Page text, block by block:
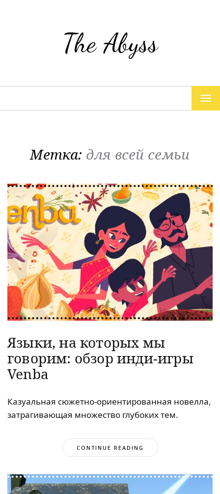
The Abyss
Метка: для всей семьи
Языки, на которых мы
говорим: обзор инди-игры
Venba
Казуальная сюжетно-ориентированная новелла,
затрагивающая множество глубоких тем.
CONTINUE READING